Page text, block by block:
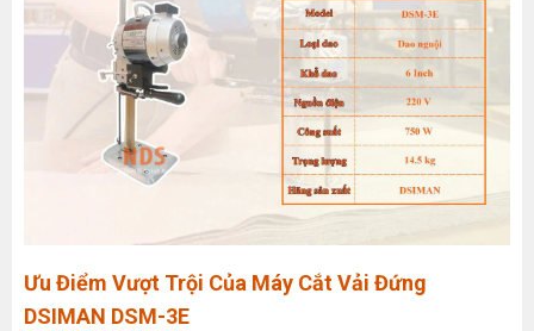
Ưu Điểm Vượt Trội Của Máy Cắt Vải Đứng
DSIMAN DSM-3E